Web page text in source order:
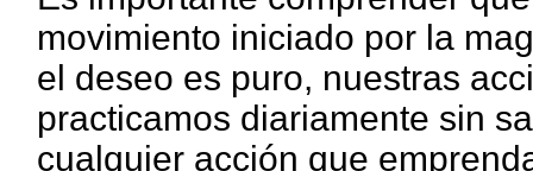
movimiento iniciado por la
el deseo es puro, nuestras
practicamos diariamente sin
cualquier acción que